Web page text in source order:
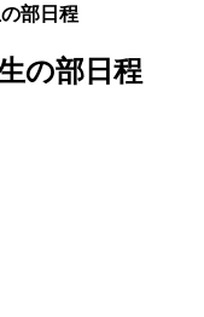
部日程
の部日程